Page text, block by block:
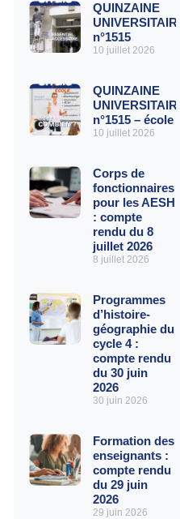
QUINZAINE
UNIVERSITAIRE
n°1515
10 juillet 2026
QUINZAINE
UNIVERSITAIRE
n°1515 – école
10 juillet 2026
Corps de
fonctionnaires
pour les AESH
: compte
rendu du 8
juillet 2026
8 juillet 2026
Programmes
d’histoire-
géographie du
cycle 4 :
compte rendu
du 30 juin
2026
30 juin 2026
Formation des
enseignants :
compte rendu
du 29 juin
2026
29 juin 2026